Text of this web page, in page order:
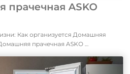
прачечная ASKO
Как организуется Домашняя
прачечная ASKO …